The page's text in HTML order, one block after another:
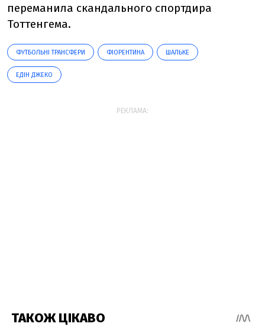
переманила скандального спортдира
Тоттенгема.
ФУТБОЛЬНІ ТРАНСФЕРИ ФІОРЕНТИНА ШАЛЬКЕ
ЕДІН ДЖЕКО
РЕКЛАМА: